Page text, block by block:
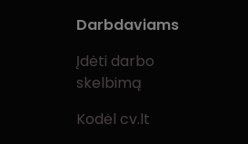
Darbdaviams
Įdėti darbo
skelbimą
Kodėl cv.lt